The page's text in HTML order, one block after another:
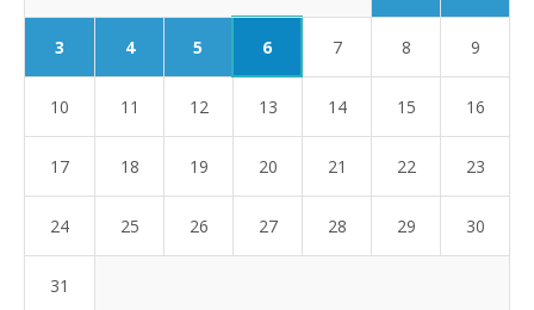
3 4 5 6 7 8 9
10 11 12 13 14 15 16
17 18 19 20 21 22 23
24 25 26 27 28 29 30
31